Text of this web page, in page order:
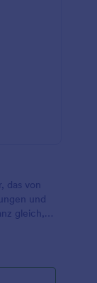
das von
und
gleich,
Sie